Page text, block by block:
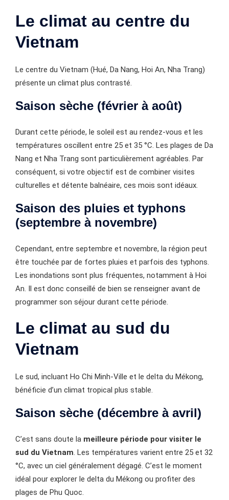
Le climat au centre du
Vietnam
Le centre du Vietnam (Hué, Da Nang, Hoi An, Nha Trang)
présente un climat plus contrasté.
Saison sèche (février à août)
Durant cette période, le soleil est au rendez-vous et les
températures oscillent entre 25 et 35 °C. Les plages de Da
Nang et Nha Trang sont particulièrement agréables. Par
conséquent, si votre objectif est de combiner visites
culturelles et détente balnéaire, ces mois sont idéaux.
Saison des pluies et typhons
(septembre à novembre)
Cependant, entre septembre et novembre, la région peut
être touchée par de fortes pluies et parfois des typhons.
Les inondations sont plus fréquentes, notamment à Hoi
An. Il est donc conseillé de bien se renseigner avant de
programmer son séjour durant cette période.
Le climat au sud du
Vietnam
Le sud, incluant Ho Chi Minh-Ville et le delta du Mékong,
bénéficie d’un climat tropical plus stable.
Saison sèche (décembre à avril)
C’est sans doute la meilleure période pour visiter le
sud du Vietnam. Les températures varient entre 25 et 32
°C, avec un ciel généralement dégagé. C’est le moment
idéal pour explorer le delta du Mékong ou profiter des
plages de Phu Quoc.